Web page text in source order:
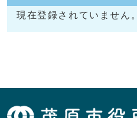
現在登録されていません。